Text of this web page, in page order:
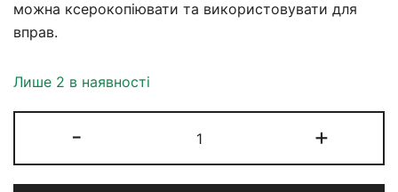
можна ксерокопіювати та використовувати для
вправ.
Лише 2 в наявності
-
to
Write
+